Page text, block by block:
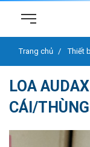
Trang chủ Thiết
LOA
CÁI/